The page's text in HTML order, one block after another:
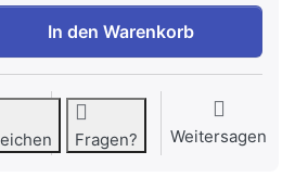
WQ33G291CH iQ500,
In den Warenkorb
Fragen? Weitersagen